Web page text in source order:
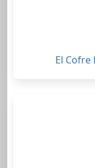
El Cofre